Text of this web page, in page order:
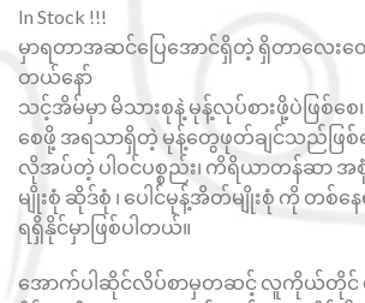
In Stock !!!
မှာရတာအဆင်ပြေအောင်ရှိတဲ့ ရှိတာလေးတွ
တယ်နော်
သင့်အိမ်မှာ မိသားစုနဲ့ မုန့်လုပ်စားဖို့ပဲဖြစ်စေ
စေဖို့ အရသာရှိတဲ့ မုန့်တွေဖုတ်ချင်သည်ဖြစ်
လိုအပ်တဲ့ ပါဝင်ပစ္စည်း၊ ကိရိယာတန်ဆာ အ
မျိုးစုံ ဆိုဒ်စုံ ၊ ပေါင်မုန့်အိတ်မျိုးစုံ ကို တစ်
ရရှိနိုင်မှာဖြစ်ပါတယ်။
အောက်ပါဆိုင်လိပ်စာမှတဆင့် လူကိုယ်တိုင်